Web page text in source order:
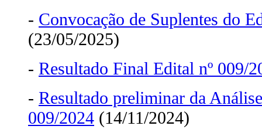
- Convocação de Suplentes do
(23/05/2025)
- Resultado Final Edital nº 009/
- Resultado preliminar da
009/2024 (14/11/2024)